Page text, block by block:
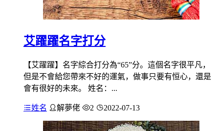
艾躍躍名字打分
【艾躍躍】名字綜合打分為“65”分。這個名字很平凡，
但是不會給您帶來不好的運氣，做事只要有恒心，還是
會有很好的未來。 姓名：...
姓名 解夢佬 2 2022-07-13